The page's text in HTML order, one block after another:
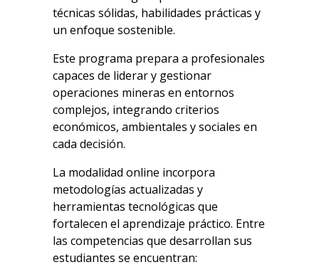
técnicas sólidas, habilidades prácticas y
un enfoque sostenible.
Este programa prepara a profesionales
capaces de liderar y gestionar
operaciones mineras en entornos
complejos, integrando criterios
económicos, ambientales y sociales en
cada decisión.
La modalidad online incorpora
metodologías actualizadas y
herramientas tecnológicas que
fortalecen el aprendizaje práctico. Entre
las competencias que desarrollan sus
estudiantes se encuentran: